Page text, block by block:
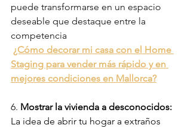
puede transformarse en un espacio
deseable que destaque entre la
competencia
¿Cómo decorar mi casa con el Home
Staging para vender más rápido y en
mejores condiciones en Mallorca?
6. Mostrar la vivienda a desconocidos:
La idea de abrir tu hogar a extraños